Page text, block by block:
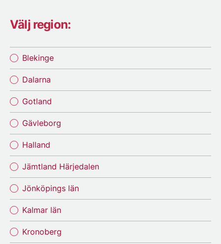
Välj region:
Blekinge
Dalarna
Gotland
Gävleborg
Halland
Jämtland Härjedalen
Jönköpings län
Kalmar län
Kronoberg